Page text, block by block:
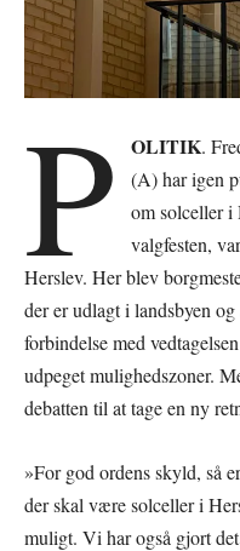
P OLITIK.
(A) har igen
om solceller i
valgfesten,
Herslev. Her blev
der er udlagt i landsbyen
forbindelse med
udpeget mulighedszoner.
debatten til at tage en ny
»For god ordens skyld, så
der skal være solceller i
muligt. Vi har også gjort